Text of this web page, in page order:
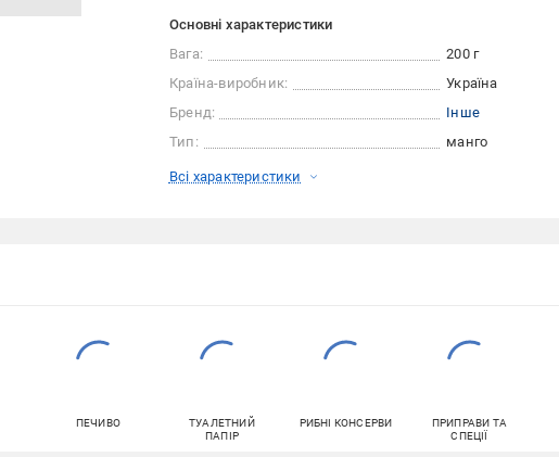
Основні характеристики
Вага:
200 г
Країна-виробник:
Україна
Бренд:
Інше
Тип:
манго
Всі характеристики
ПЕЧИВО
ТУАЛЕТНИЙ
ПАПІР
РИБНІ КОНСЕРВИ
ПРИПРАВИ ТА
СПЕЦІЇ